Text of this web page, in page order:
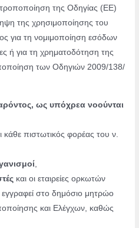
της Οδηγίας (ΕΕ)
της χρησιμοποίησης του
για τη νομιμοποίηση εσόδων
ή για τη χρηματοδότηση της
των Οδηγιών 2009/138/
ως υπόχρεα νοούνται
κάθε πιστωτικός φορέας του ν.
και οι εταιρείες ορκωτών
στο δημόσιο μητρώο
και Ελέγχων, καθώς